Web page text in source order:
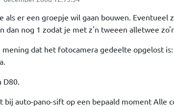
als er een groepje wil gaan bouwen.
dan nog 1 zodat je met z'n tweeen alletwee
mening dat het fotocamera gedeelte opgelost
D80.
bij auto-pano-sift op een bepaald moment Alle